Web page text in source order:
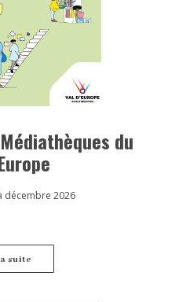
du
décembre 2026
suite